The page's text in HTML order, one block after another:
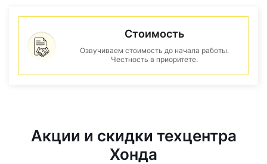
Стоимость
Озвучиваем стоимость до начала работы.
Честность в приоритете.
Акции и скидки техцентра
Хонда